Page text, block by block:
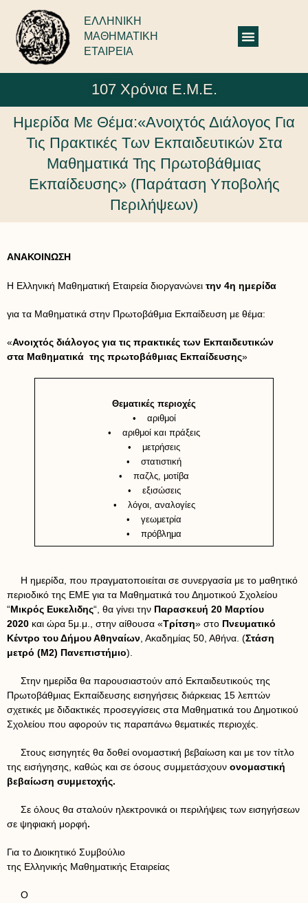
ΕΛΛΗΝΙΚΗ
ΜΑΘΗΜΑΤΙΚΗ
ΕΤΑΙΡΕΙΑ
107 Χρόνια Ε.Μ.Ε.
Ημερίδα Με Θέμα:«Ανοιχτός Διάλογος Για
Τις Πρακτικές Των Εκπαιδευτικών Στα
Μαθηματικά Της Πρωτοβάθμιας
Εκπαίδευσης» (παράταση Υποβολής
Περιλήψεων)
ΑΝΑΚΟΙΝΩΣΗ
Η Ελληνική Μαθηματική Εταιρεία διοργανώνει την 4η ημερίδα
για τα Μαθηματικά στην Πρωτοβάθμια Εκπαίδευση με θέμα:
«Ανοιχτός διάλογος για τις πρακτικές των Εκπαιδευτικών
στα Μαθηματικά της πρωτοβάθμιας Εκπαίδευσης»
Θεματικές περιοχές
• αριθμοί
• αριθμοί και πράξεις
• μετρήσεις
• στατιστική
• παζλς, μοτίβα
• εξισώσεις
• λόγοι, αναλογίες
• γεωμετρία
• πρόβλημα
Η ημερίδα, που πραγματοποιείται σε συνεργασία με το μαθητικό
περιοδικό της ΕΜΕ για τα Μαθηματικά του Δημοτικού Σχολείου
“Μικρός Ευκελιδης“, θα γίνει την Παρασκευή 20 Μαρτίου
2020 και ώρα 5μ.μ., στην αίθουσα «Τρίτση» στο Πνευματικό
Κέντρο του Δήμου Αθηναίων , Ακαδημίας 50, Αθήνα. (Στάση
μετρό (Μ2) Πανεπιστήμιο).
Στην ημερίδα θα παρουσιαστούν από Εκπαιδευτικούς της
Πρωτοβάθμιας Εκπαίδευσης εισηγήσεις διάρκειας 15 λεπτών
σχετικές με διδακτικές προσεγγίσεις στα Μαθηματικά του Δημοτικού
Σχολείου που αφορούν τις παραπάνω θεματικές περιοχές.
Στους εισηγητές θα δοθεί ονομαστική βεβαίωση και με τον τίτλο
της εισήγησης, καθώς και σε όσους συμμετάσχουν ονομαστική
βεβαίωση συμμετοχής.
Σε όλους θα σταλούν ηλεκτρονικά οι περιλήψεις των εισηγήσεων
σε ψηφιακή μορφή.
Για το Διοικητικό Συμβούλιο
της Ελληνικής Μαθηματικής Εταιρείας
Ο